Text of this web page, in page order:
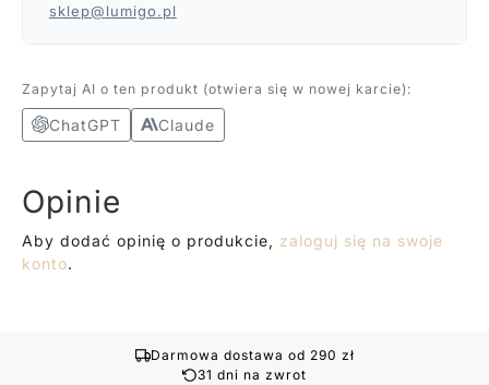
sklep@lumigo.pl
Zapytaj AI o ten produkt (otwiera się w nowej karcie):
ChatGPT Claude
Opinie
Aby dodać opinię o produkcie, zaloguj się na swoje
konto.
Darmowa dostawa od 290 zł
31 dni na zwrot